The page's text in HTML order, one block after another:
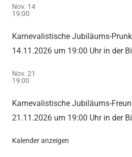
Nov. 14
19:00
Karnevalistische Jubiläums-
14.11.2026 um 19:00 Uhr in der
Nov. 21
19:00
Karnevalistische Jubiläums-
21.11.2026 um 19:00 Uhr in der
Kalender anzeigen